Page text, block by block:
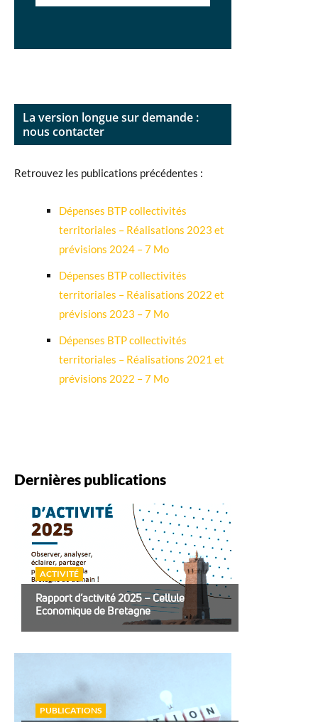
La version longue sur demande :
nous contacter
Retrouvez les publications précédentes :
Dépenses BTP collectivités
territoriales – Réalisations 2023 et
prévisions 2024 – 7 Mo
Dépenses BTP collectivités
territoriales – Réalisations 2022 et
prévisions 2023 – 7 Mo
Dépenses BTP collectivités
territoriales – Réalisations 2021 et
prévisions 2022 – 7 Mo
Dernières publications
ACTIVITÉ
Rapport d’activité 2025 – Cellule
Economique de Bretagne
PUBLICATIONS